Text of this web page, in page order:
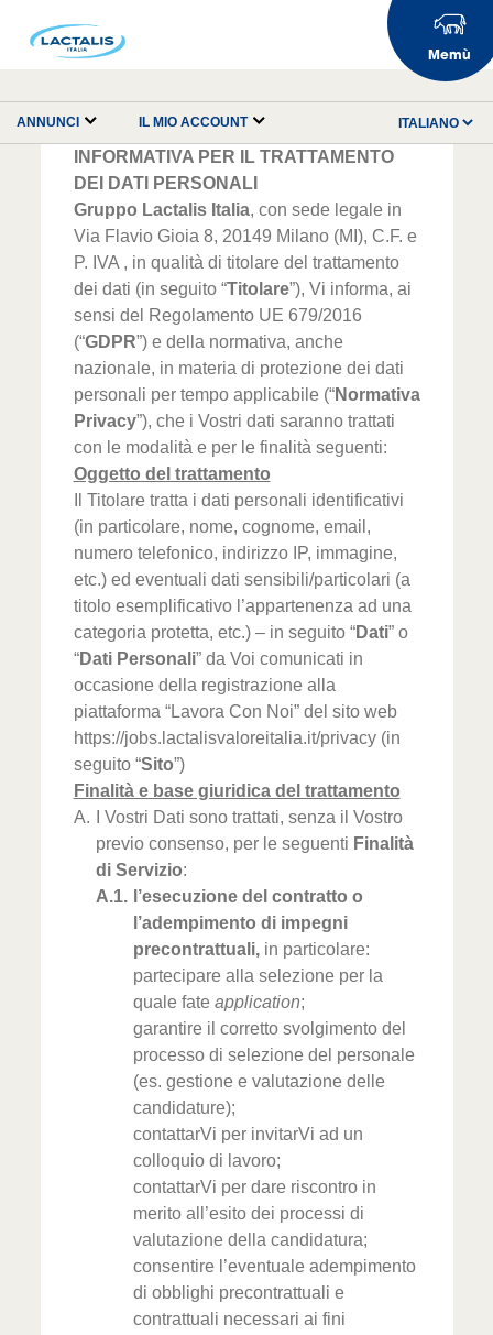
Memù
ANNUNCI IL MIO ACCOUNT
INFORMATIVA PER IL TRATTAMENTO
DEI DATI PERSONALI
Gruppo Lactalis Italia, con sede legale in
Via Flavio Gioia 8, 20149 Milano (MI), C.F. e
P. IVA , in qualità di titolare del trattamento
dei dati (in seguito “Titolare”), Vi informa, ai
sensi del Regolamento UE 679/2016
(“GDPR”) e della normativa, anche
nazionale, in materia di protezione dei dati
personali per tempo applicabile (“Normativa
Privacy”), che i Vostri dati saranno trattati
con le modalità e per le finalità seguenti:
Oggetto del trattamento
Il Titolare tratta i dati personali identificativi
(in particolare, nome, cognome, email,
numero telefonico, indirizzo IP, immagine,
etc.) ed eventuali dati sensibili/particolari (a
titolo esemplificativo l’appartenenza ad una
categoria protetta, etc.) – in seguito “Dati” o
“Dati Personali” da Voi comunicati in
occasione della registrazione alla
piattaforma “Lavora Con Noi” del sito web
https://jobs.lactalisvaloreitalia.it/privacy(in
seguito “Sito”)
Finalità e base giuridica del trattamento
I Vostri Dati sono trattati, senza il Vostro
previo consenso, per le seguenti Finalità
di Servizio:
l’esecuzione del contratto o
l’adempimento di impegni
precontrattuali, in particolare:
partecipare alla selezione per la
quale fate application;
garantire il corretto svolgimento del
processo di selezione del personale
(es. gestione e valutazione delle
candidature);
contattarVi per invitarVi ad un
colloquio di lavoro;
contattarVi per dare riscontro in
merito all’esito dei processi di
valutazione della candidatura;
consentire l’eventuale adempimento
di obblighi precontrattuali e
contrattuali necessari ai fini